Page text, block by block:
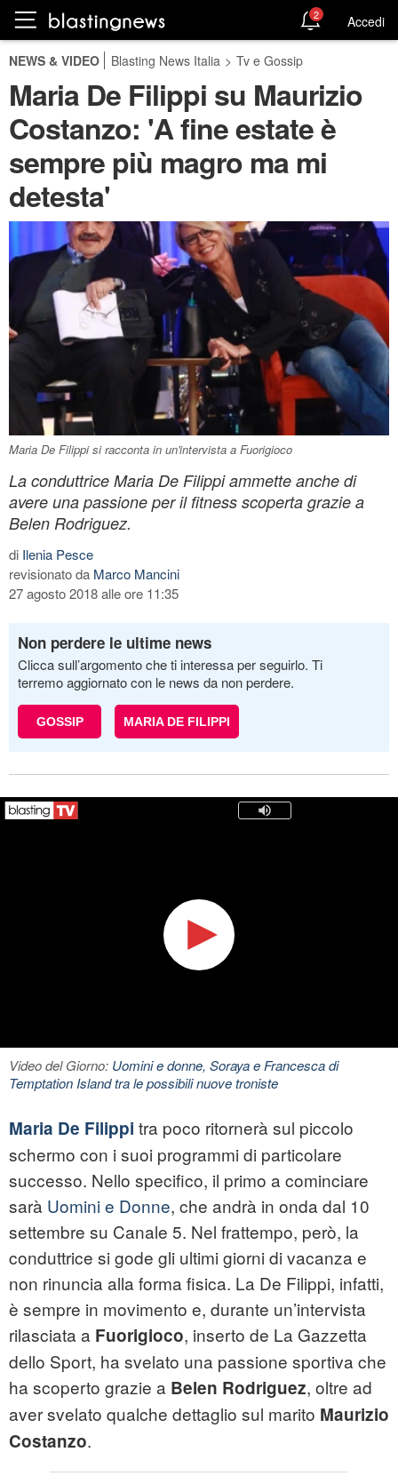
2 Accedi
NEWS & VIDEO Blasting News Italia > Tv e Gossip
Maria De Filippi su Maurizio
Costanzo: 'A fine estate è
sempre più magro ma mi
detesta'
Maria De Filippi si racconta in un'intervista a Fuorigioco
La conduttrice Maria De Filippi ammette anche di
avere una passione per il fitness scoperta grazie a
Belen Rodriguez.
di Ilenia Pesce
revisionato da Marco Mancini
27 agosto 2018 alle ore 11:35
Non perdere le ultime news
Clicca sull’argomento che ti interessa per seguirlo. Ti
terremo aggiornato con le news da non perdere.
GOSSIP MARIA DE FILIPPI
Video del Giorno: Uomini e donne, Soraya e Francesca di
Temptation Island tra le possibili nuove troniste
Maria De Filippi tra poco ritornerà sul piccolo
schermo con i suoi programmi di particolare
successo. Nello specifico, il primo a cominciare
sarà Uomini e Donne, che andrà in onda dal 10
settembre su Canale 5. Nel frattempo, però, la
conduttrice si gode gli ultimi giorni di vacanza e
non rinuncia alla forma fisica. La De Filippi, infatti,
è sempre in movimento e, durante un’intervista
rilasciata a Fuorigioco, inserto de La Gazzetta
dello Sport, ha svelato una passione sportiva che
ha scoperto grazie a Belen Rodriguez, oltre ad
aver svelato qualche dettaglio sul marito Maurizio
Costanzo.